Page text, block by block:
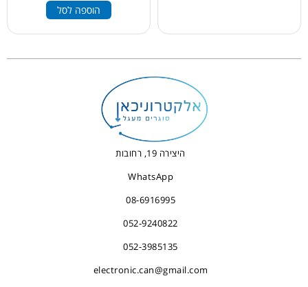
הוספה לסל
היצירה 19, רחובות
WhatsApp
08-6916995
052-9240822
052-3985135
electronic.can@gmail.com